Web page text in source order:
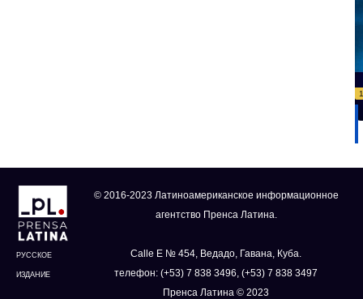
РУССКОЕ
ИЗДАНИЕ
© 2016-2023 Латиноамериканское информационное
агентство Пренса Латина.
Calle E № 454, Ведадо, Гавана, Куба.
телефон: (+53) 7 838 3496, (+53) 7 838 3497
Пренса Латина © 2023